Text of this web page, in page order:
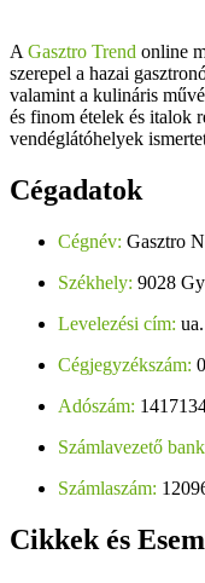
A Gasztro Trend online
szerepel a hazai
valamint a kulináris
és finom ételek és italok
vendéglátóhelyek
Cégadatok
Cégnév: Gasztro
Székhely: 9028
Levelezési cím:
Cégjegyzékszám:
Adószám:
Számlavezető
Számlaszám:
Cikkek és